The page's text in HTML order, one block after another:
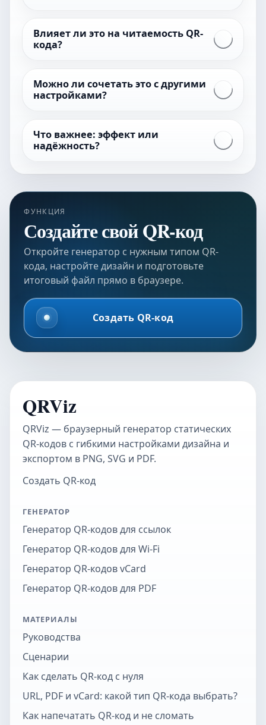
Влияет ли это на читаемость QR-
кода?
Можно ли сочетать это с другими
настройками?
Что важнее: эффект или
надёжность?
ФУНКЦИЯ
Создайте свой QR-код
Откройте генератор с нужным типом QR-
кода, настройте дизайн и подготовьте
итоговый файл прямо в браузере.
Создать QR-код
QRViz
QRViz — браузерный генератор статических
QR-кодов с гибкими настройками дизайна и
экспортом в PNG, SVG и PDF.
Создать QR-код
ГЕНЕРАТОР
Генератор QR-кодов для ссылок
Генератор QR-кодов для Wi-Fi
Генератор QR-кодов vCard
Генератор QR-кодов для PDF
МАТЕРИАЛЫ
Руководства
Сценарии
Как сделать QR-код с нуля
URL, PDF и vCard: какой тип QR-кода выбрать?
Как напечатать QR-код и не сломать